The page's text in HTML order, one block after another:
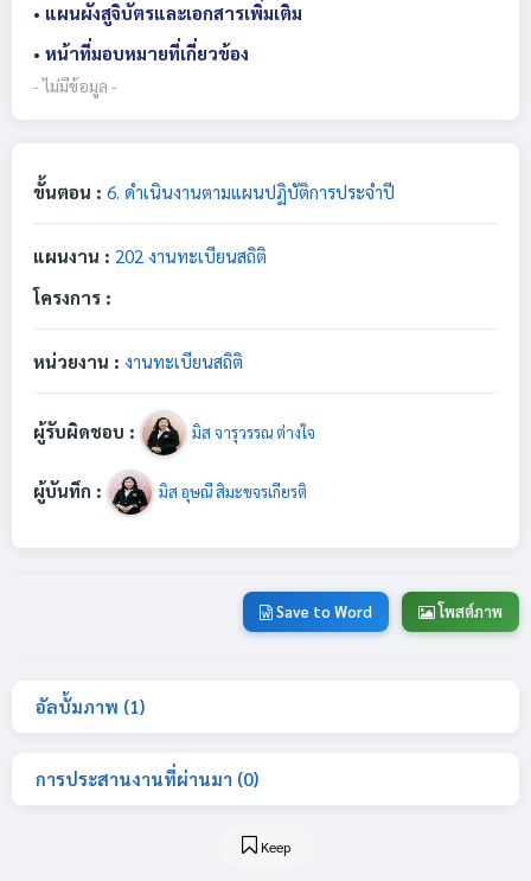
• แผนผังสูจิบัตรและเอกสารเพิ่มเติม
• หน้าที่มอบหมายที่เกี่ยวข้อง
- ไม่มีข้อมูล -
ขั้นตอน : 6. ดำเนินงานตามแผนปฏิบัติการประจำปี
แผนงาน : 202 งานทะเบียนสถิติ
โครงการ :
หน่วยงาน : งานทะเบียนสถิติ
ผู้รับผิดชอบ : มิส จารุวรรณ ต่างใจ
ผู้บันทึก : มิส อุษณี สิมะขจรเกียรติ
Save to Word โพสต์ภาพ
อัลบั้มภาพ (1)
การประสานงานที่ผ่านมา (0)
Keep